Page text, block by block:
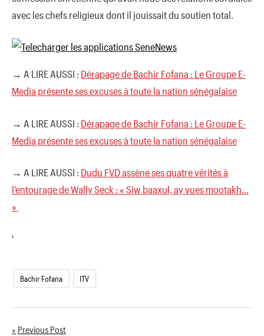
avec les chefs religieux dont il jouissait du soutien total.
→ A LIRE AUSSI : Dérapage de Bachir Fofana : Le Groupe E-
Media présente ses excuses à toute la nation sénégalaise
→ A LIRE AUSSI : Dérapage de Bachir Fofana : Le Groupe E-
Media présente ses excuses à toute la nation sénégalaise
→ A LIRE AUSSI : Dudu FVD assène ses quatre vérités à
l’entourage de Wally Seck : « Siw baaxul, ay vues mootakh…
»
'
Bachir Fofana ITV
Previous Post